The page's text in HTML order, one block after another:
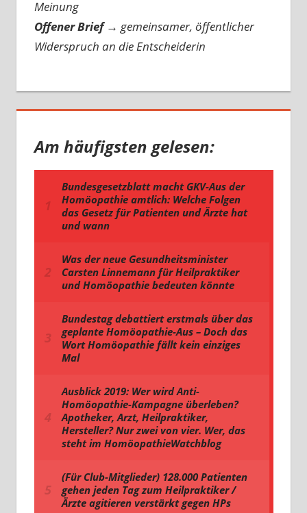
Meinung
Offener Brief → gemeinsamer, öffentlicher
Widerspruch an die Entscheiderin
Am häufigsten gelesen: